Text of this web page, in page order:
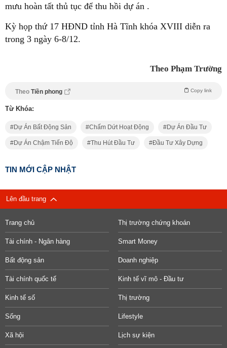
mưu hoàn tất thủ tục để thu hồi dự án .
Kỳ họp thứ 17 HĐND tỉnh Hà Tĩnh khóa XVIII diễn ra
trong 3 ngày 6-8/12.
Theo Phạm Trường
Theo Tiền phong Copy link
Từ Khóa:
Dự Án Bất Động Sản Chấm Dứt Hoạt Động Dự Án Đầu Tư
Dự Án Chậm Tiến Độ Thu Hút Đầu Tư Đầu Tư Xây Dựng
TIN MỚI CẬP NHẬT
Lên đầu trang
Trang chủ Thị trường chứng khoán
Tài chính - Ngân hàng Smart Money
Bất động sản Doanh nghiệp
Tài chính quốc tế Kinh tế vĩ mô - Đầu tư
Kinh tế số Thị trường
Sống Lifestyle
Xã hội Lịch sự kiện